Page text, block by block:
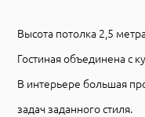
Высота потолка 2,5
Гостиная объединена с
В интерьере большая
задач заданного стиля.